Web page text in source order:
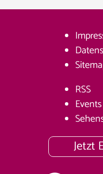
RSS
Events
Jetzt